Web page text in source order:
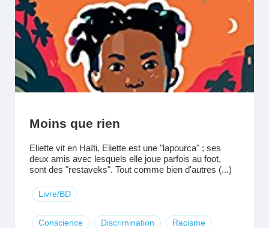
Moins que rien
Eliette vit en Haïti. Eliette est une "lapourca" ; ses
deux amis avec lesquels elle joue parfois au foot,
sont des "restaveks". Tout comme bien d'autres (...)
Livre/BD
Conscience Discrimination Racisme